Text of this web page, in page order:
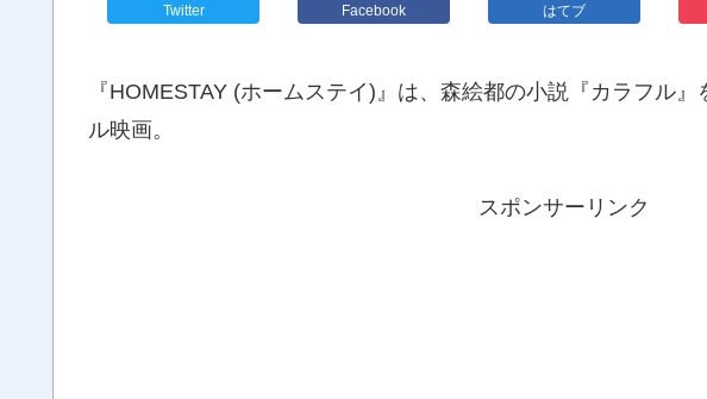
Twitter Facebook はてブ
『HOMESTAY (ホームステイ)』は、森絵都の小説『カラフル
ル映画。
スポンサーリンク